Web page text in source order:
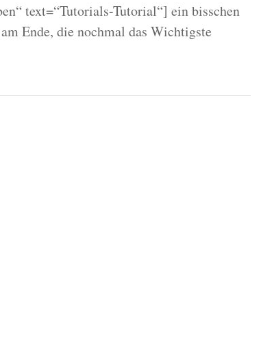
text=“Tutorials-Tutorial“] ein bisschen
Ende, die nochmal das Wichtigste